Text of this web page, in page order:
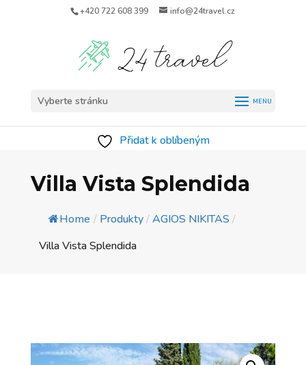
+420 722 608 399 info@24travel.cz
Vyberte stránku
Přidat k oblíbeným
Villa Vista Splendida
Home / Produkty/AGIOS NIKITAS /
Villa Vista Splendida